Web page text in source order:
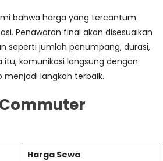
bahwa harga yang tercantum
Penawaran final akan disesuaikan
seperti jumlah penumpang, durasi,
itu, komunikasi langsung dengan
langkah terbaik.
Harga Sewa